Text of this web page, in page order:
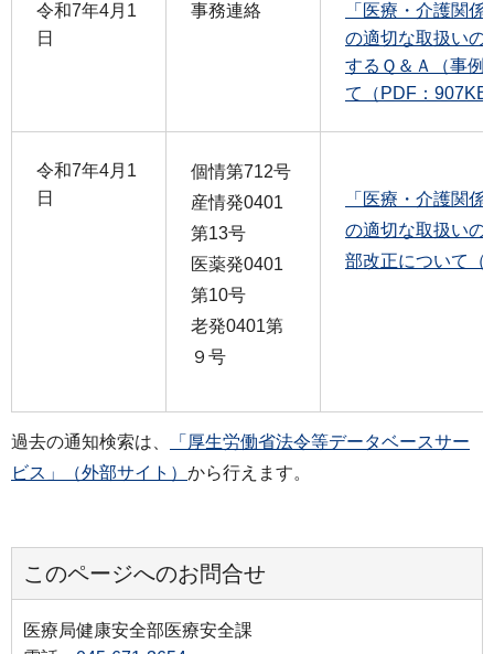
令和7年4月1
日
事務連絡
「医療・介護関
の適切な取扱いの
するＱ＆Ａ（事例
て（PDF：907KB
令和7年4月1
日
個情第712号
産情発0401
第13号
医薬発0401
第10号
老発0401第
９号
「医療・介護関
の適切な取扱いの
部改正について（
過去の通知検索は、
「厚生労働省法令等データベースサー
ビス」（外部サイト） から行えます。
このページへのお問合せ
医療局健康安全部医療安全課